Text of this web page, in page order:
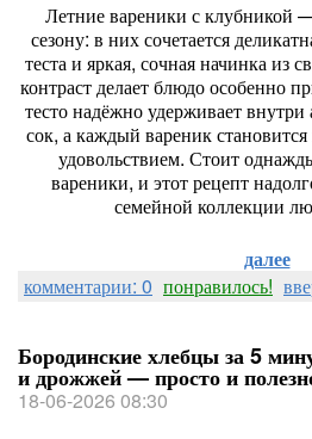
Летниевареники склубникой
сезону: в нихсочетается
тестаи яркая, сочнаяначинкаиз
контрастделаетблюдоособенно
тестонадёжноудерживаетвнутри
сок, акаждый вареникстановится
удовольствием. Стоит
вареники, и этотрецепт
семейной коллекции
далее
комментарии: 0 понравилось!
Бородинские хлебцы за 5
и дрожжей — просто и
18-06-2026 08:30